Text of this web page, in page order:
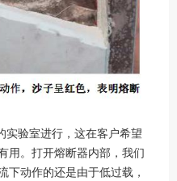
验室进行，这在客户希望
用。打开熔断器内部，我们
下动作的还是由于低过载，